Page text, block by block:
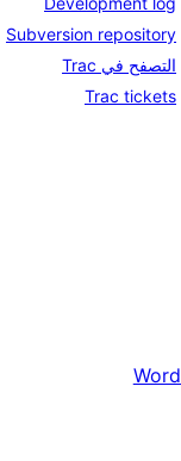
Subversion repository
التصفح في Trac
Trac tickets